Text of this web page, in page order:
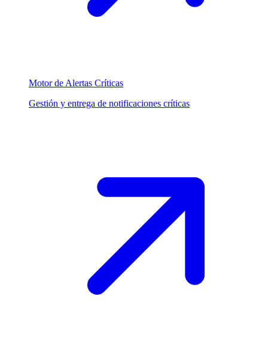
Motor de Alertas Críticas
Gestión y entrega de notificaciones críticas